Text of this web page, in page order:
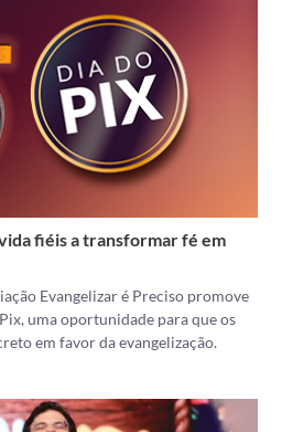
fiéis a transformar fé em
Evangelizar é Preciso promove
uma oportunidade para que os
em favor da evangelização.